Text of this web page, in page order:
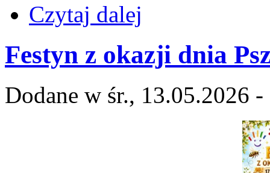
Czytaj dalej
Festyn z okazji dnia
Dodane w śr., 13.05.2026